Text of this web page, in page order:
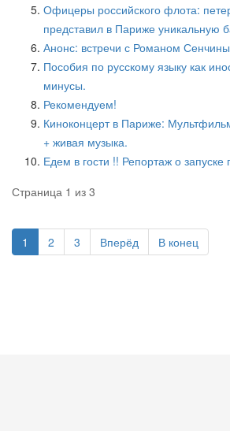
Офицеры российского флота:
представил в Париже уникальную
Анонс: встречи с Романом
Пособия по русскому языку как
минусы.
Рекомендуем!
Киноконцерт в Париже:
+ живая музыка.
Едем в гости !! Репортаж о запуске
Страница 1 из 3
1 2 3 Вперёд В конец